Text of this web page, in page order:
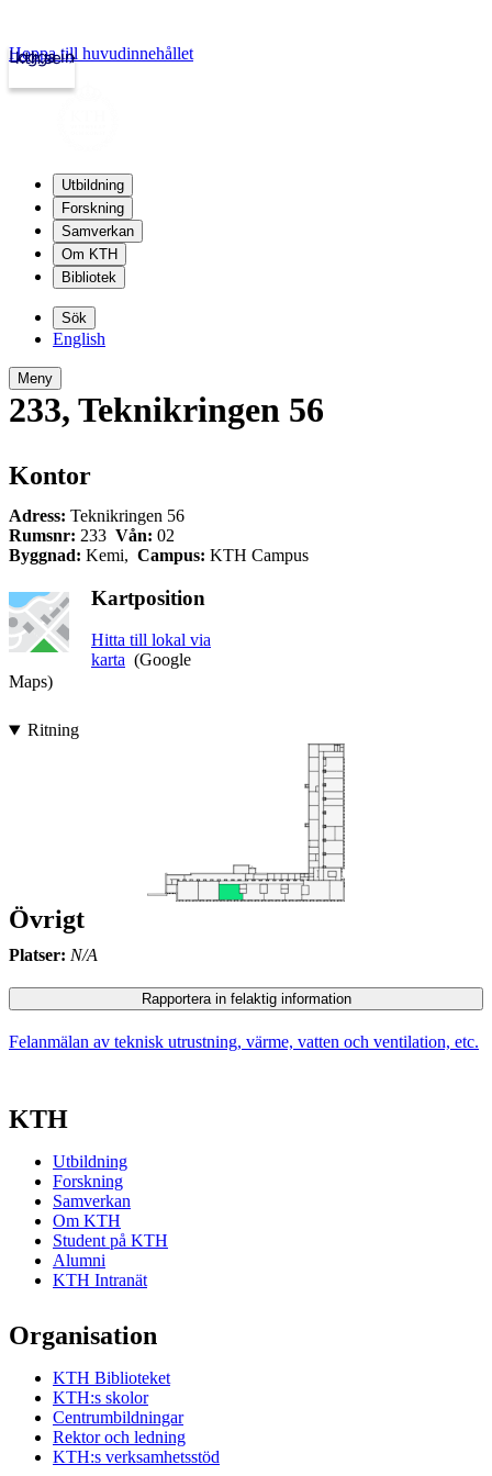
kth.se
Logga in
Hoppa till huvudinnehållet
Utbildning
Forskning
Samverkan
Om KTH
Bibliotek
Sök
English
Meny
233, Teknikringen 56
Kontor
Adress: Teknikringen 56
Rumsnr: 233 Vån: 02
Byggnad: Kemi, Campus: KTH Campus
Kartposition
Hitta till lokal via
karta (Google
Maps)
Ritning
Övrigt
Platser: N/A
Rapportera in felaktig information
Felanmälan av teknisk utrustning, värme, vatten och ventilation, etc.
KTH
Utbildning
Forskning
Samverkan
Om KTH
Student på KTH
Alumni
KTH Intranät
Organisation
KTH Biblioteket
KTH:s skolor
Centrumbildningar
Rektor och ledning
KTH:s verksamhetsstöd